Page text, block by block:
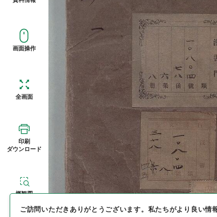
画面操作
全画面
印刷
ダウンロード
概観図
ご訪問いただきありがとうございます。 私たちがより良い情